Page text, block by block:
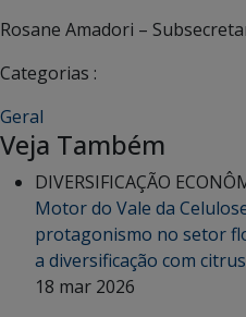
Rosane Amadori –
Categorias :
Geral
Veja Também
DIVERSIFICAÇÃO
Motor do Vale da
protagonismo no setor
a diversificação com
18 mar 2026